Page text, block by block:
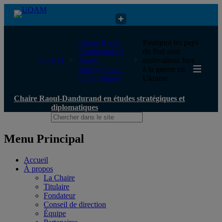
Chaire Raoul-Dandurand en études stratégiques et diplomatiques
UQAM
Chaire Raoul-
Dandurand en
études
stratégiques et
diplomatiques
Pourquoi les pays
du Sud sont
ambivalents face
à la guerre en
Ukraine
Chaire Raoul-Dandurand en études stratégiques et
diplomatiques
Menu Principal
Accueil
À propos
La Chaire
Titulaire
Fondateur
Conseil de direction
Équipe